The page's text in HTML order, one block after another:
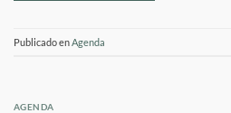
Publicado enAgenda
AGENDA